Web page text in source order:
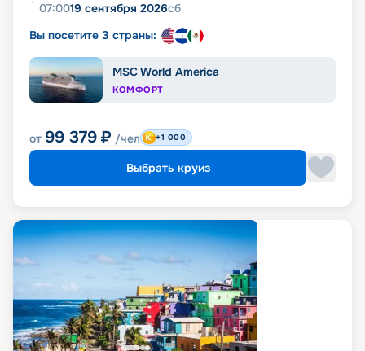
07:0019 сентября 2026сб
Вы посетите 3 страны:
MSC World America
КОМФОРТ
от 99 379 ₽ /чел +1 000
Выбрать круиз